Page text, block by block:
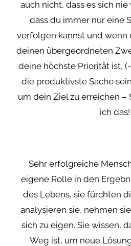
auch nicht, dass es sich
dass du immer nur eine
verfolgen kannst und wenn
deinen übergeordneten
deine höchste Priorität ist,
die produktivste Sache
um dein Ziel zu erreichen
ich das!
Sehr erfolgreiche
eigene Rolle in den
des Lebens, sie fürchten
analysieren sie, nehmen
sich zu eigen. Sie wissen,
Weg ist, um neue